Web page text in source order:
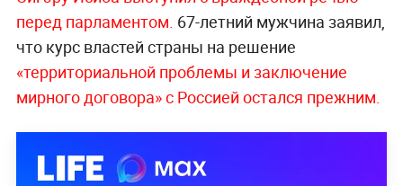
перед парламентом. 67-летний мужчина заявил,
что курс властей страны на решение
«территориальной проблемы и заключение
мирного договора» с Россией остался прежним.